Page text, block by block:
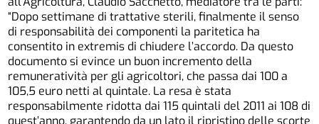
“Dopo settimane di trattative sterili, finalmente il senso
di responsabilità dei componenti la paritetica ha
consentito in extremis di chiudere l’accordo. Da questo
documento si evince un buon incremento della
remuneratività per gli agricoltori, che passa dai 100 a
105,5 euro netti al quintale. La resa è stata
responsabilmente ridotta dai 115 quintali del 2011 ai 108 di